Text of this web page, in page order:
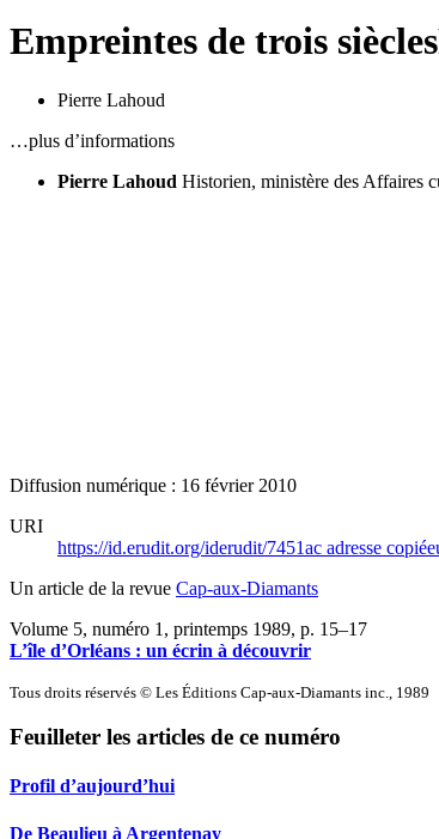
Empreintes de trois siècles
Pierre Lahoud
…plus d’informations
Pierre Lahoud Historien, ministère des Affaires
Diffusion numérique : 16 février 2010
URI
https://id.erudit.org/iderudit/7451ac adresse copiée
Un article de la revue Cap-aux-Diamants
Volume 5, numéro 1, printemps 1989, p. 15–17
L’île d’Orléans : un écrin à découvrir
Tous droits réservés © Les Éditions Cap-aux-Diamants inc., 1989
Feuilleter les articles de ce numéro
Profil d’aujourd’hui
De Beaulieu à Argentenay